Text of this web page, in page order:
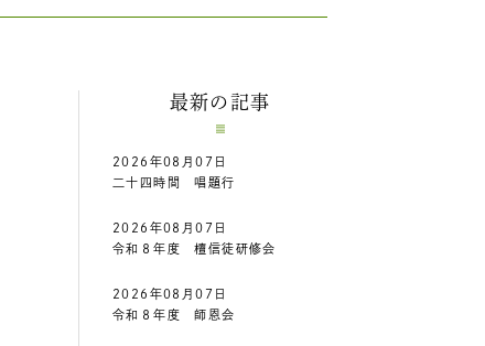
最新の記事
2026年08月07日
二十四時間 唱題行
2026年08月07日
令和８年度 檀信徒研修会
2026年08月07日
令和８年度 師恩会